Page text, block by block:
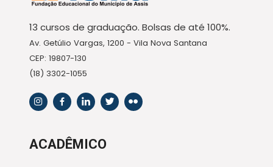
13 cursos de graduação. Bolsas de até 100%.
Av. Getúlio Vargas, 1200 - Vila Nova Santana
CEP: 19807-130
(18) 3302-1055
ACADÊMICO